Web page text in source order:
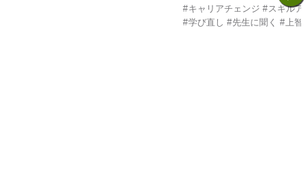
キャリアチェンジ
スキルア
学び直し
先生に聞く 上智